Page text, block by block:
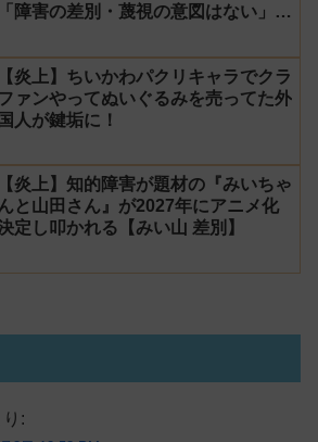
「障害の差別・蔑視の意図はない」と
【炎上】ちいかわパクリキャラでクラ
ファンやってぬいぐるみを売ってた外
国人が鍵垢に！
【炎上】知的障害が題材の『みいちゃ
んと山田さん』が2027年にアニメ化
定し叩かれる【みい山 差別】
り: